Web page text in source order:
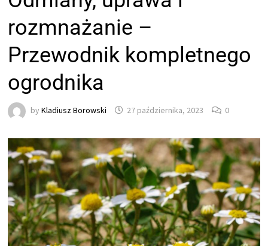
rozmnażanie –
Przewodnik kompletnego
ogrodnika
byKladiusz Borowski 27 października, 2023 0